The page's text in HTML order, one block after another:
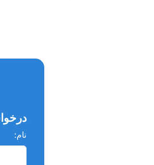
تابلت دارای صفحه کلید
دارای قفل بازوی
نام: